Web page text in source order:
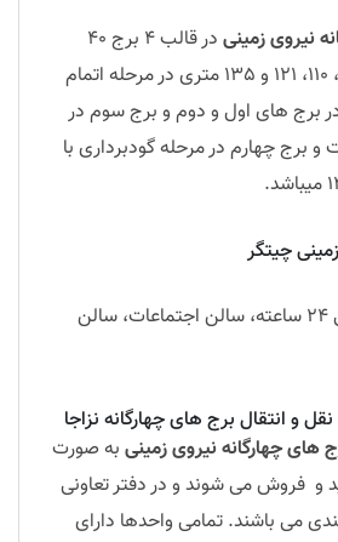
نیروی زمینی
در قالب 4 برج 40
طبقه با متراژهای 93، 110، 121 و 135 متری در مرحله اتمام
برج های اول و دوم و برج سوم در
چهارم در مرحله گودبرداری با
چیتگر
پارکینگ و انباری، لابی 24 ساعته، سالن اجتماعات، سالن
و انتقال برج های چهارگانه نزاجا
های چهارگانه نیروی زمینی به صورت
و فروش می شوند و در دفتر تعاونی
می باشند. تمامی واحدها دارای